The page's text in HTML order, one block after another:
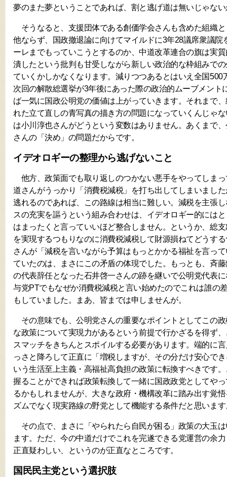
夢のまた夢ということであれば、割と逃げ道は無いじゃな
そうなると、支援団体である創価学会さんも含めた組織
他ならず、国政撤退論に向けてマイルドに3年28議席衆議院
ーレまでもっていこうとするのか、中道改革連合の旗は実
潰したという批判も甘受しながら新しい政治的な枠組みで
ていくかしかなくなります。減りつつあるとはいえ全国500
次回の解散総選挙が3年後にあった際の政治的ムーブメント
ば一気に国政公明党の価値は上がっていきます。それまで
れた立て直しの青写真の描き方の問題になっていくんじゃ
は小川淳也さんがどうという変数はありません。あくまで
さんの「決め」の問題だからです。
イデオロギーの整理から逃げないこと
他方、政策面でも取り返しのつかない悪手をやってしま
道さんがうっかり「消費税減税」を打ち出してしまいまし
逃れるのであれば、この路線は相当に難しい。減税を主張
スの充実を謳うという組み合わせは、イデオロギー的には
はまったくと言っていいほど整合しません。というか、総
を実現するつもりなのに消費税減税して財源損ねてどうす
さんが「減税を言いながら予算はもっとかかる福祉を言っ
ていたのは、まさにこの矛盾の体現でした。もっとも、斉
の代表辞任となった石井啓一さんの跡を継いで公明党代表
与党PTでもなぜか消費税減税と言い始めたのでこれは誰の
もしていました。まあ、皆までは申しませんが。
その意味でも、公明党さんの重要なポイントとしてこの
な政策について実現力があるという前提で行かざるを得ず
スマッチをきちんとスポイルする必要があります。端的に
っさと降ろして正直に「増税しますが、その分だけ安心で
いう生活至上主義・高福祉高負担の政策に転換すべきです
握ることができれば政策転換して一緒に国政政党としてや
るかもしれませんが、大きな政府・機構改革に踏み出す覚
ズムでなく現実路線の野党として機能する条件だと思います
その点で、まさに「やられたら自民が困る」政策の大玉
ます。ただ、今の中道だけでこれを完遂できる党運営の余
正直疑わしい、というのが正直なところです。
国民民主党という選択肢